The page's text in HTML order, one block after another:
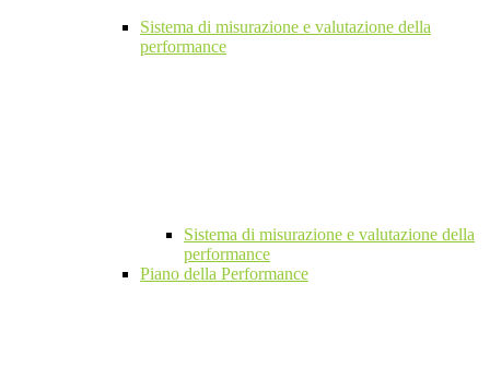
Sistema di misurazione e valutazione della
performance
Sistema di misurazione e valutazione della
performance
Piano della Performance